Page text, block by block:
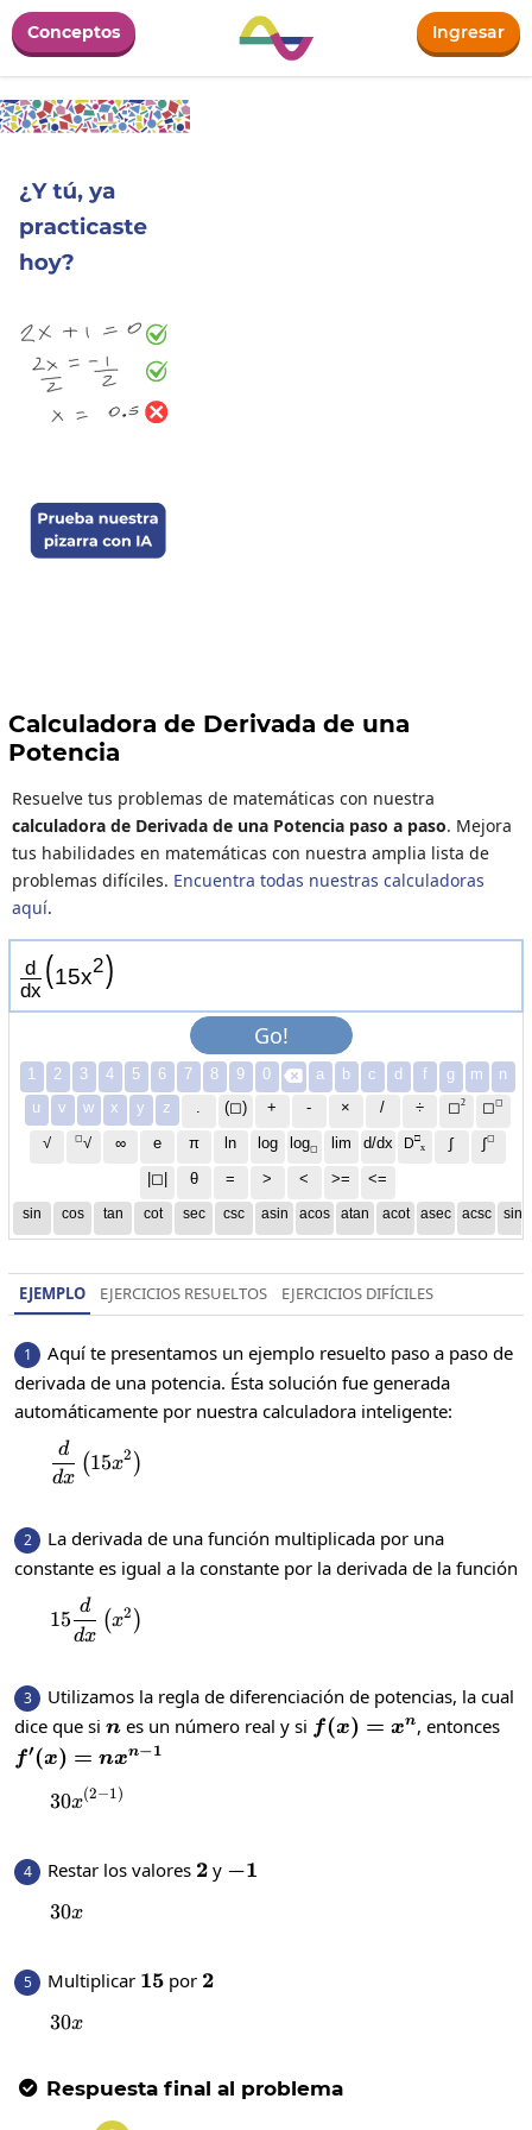
Conceptos Ingresar
Calculadora de Derivada de una
Potencia
Resuelve tus problemas de matemáticas con nuestra
calculadora de Derivada de una Potencia paso a paso. Mejora
tus habilidades en matemáticas con nuestra amplia lista de
problemas difíciles. Encuentra todas nuestras calculadoras
aquí.
d
dx
(15x2)
Go!
1 2 3 4 5 6 7 8 9 0  a b c d f g m
n
u
v w x y z (◻) + - × / ÷ ◻2 ◻◻
√ ◻√ ∞ e π ln log log◻ lim d/dx D□
x
∫ ∫◻
|◻| θ = > < >= <=
sin cos tan cot sec csc asin acos atan acot asec acsc sinh
EJEMPLO EJERCICIOS RESUELTOS EJERCICIOS DIFÍCILES
1
Aquí te presentamos un ejemplo resuelto paso a paso de
derivada de una potencia. Ésta solución fue generada
automáticamente por nuestra calculadora inteligente:
\frac{d}{dx}\left(15x^2\right)
dx
d
(15x2 )
2
La derivada de una función multiplicada por una
constante es igual a la constante por la derivada de la función
15\frac{d}{dx}\left(x^2\right)
15
dx
d
(x2 )
3
Utilizamos la regla de diferenciación de potencias, la cual
dice que si n
n es un número real y si f(x)
f(x) = xn, entonces
f'(x) =
nx^{n-
f′(x) = nxn−1
30x^{\left(2-1\right)}
30x(2−1)
4 Restar los valores 2
2 y -1
−1
30x
30x
5 Multiplicar 15
15 por 2
2
30x
30x
 Respuesta final al problema